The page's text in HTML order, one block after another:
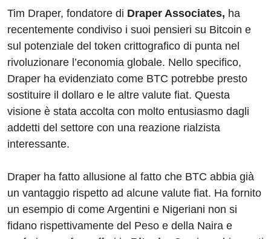
Tim Draper, fondatore di Draper Associates, ha
recentemente condiviso i suoi pensieri su Bitcoin e
sul potenziale del token crittografico di punta nel
rivoluzionare l’economia globale. Nello specifico,
Draper ha evidenziato come BTC potrebbe presto
sostituire il dollaro e le altre valute fiat. Questa
visione è stata accolta con molto entusiasmo dagli
addetti del settore con una reazione rialzista
interessante.
Draper ha fatto allusione al fatto che BTC abbia già
un vantaggio rispetto ad alcune valute fiat. Ha fornito
un esempio di come Argentini e Nigeriani non si
fidano rispettivamente del Peso e della Naira e